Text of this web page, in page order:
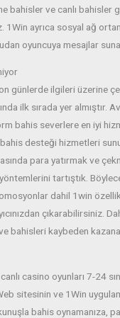
bahisler ve canlı bahisler
1Win ayrıca sosyal ağ
oyuncuya mesajlar
günlerde ilgileri üzerine
ilk sırada yer almıştır.
bahis severlere en iyi
desteği hizmetleri
para yatırmak ve
tartıştık.
dahil 1win
çıkarabilirsiniz.
bahisleri kaybeden
casino oyunları 7-24
sitesinin ve 1Win
bahis oynamanıza,